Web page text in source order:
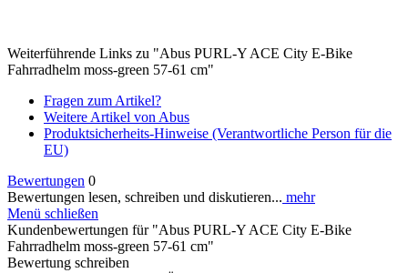
Weiterführende Links zu "Abus PURL-Y ACE City E-Bike
Fahrradhelm moss-green 57-61 cm"
Fragen zum Artikel?
Weitere Artikel von Abus
Produktsicherheits-Hinweise (Verantwortliche Person für die
EU)
Bewertungen 0
Bewertungen lesen, schreiben und diskutieren... mehr
Menü schließen
Kundenbewertungen für "Abus PURL-Y ACE City E-Bike
Fahrradhelm moss-green 57-61 cm"
Bewertung schreiben